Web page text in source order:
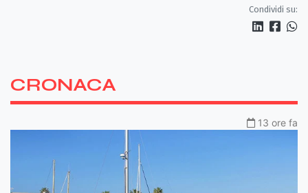
Condividi su:
CRONACA
13 ore fa